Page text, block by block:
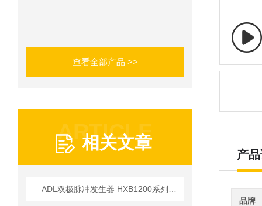
查看全部产品 >>
ARTICLE
相关文章
产
品牌